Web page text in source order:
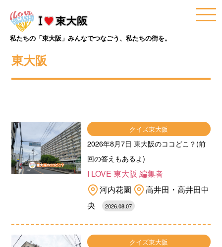
私たちの「東大阪」みんなでつなごう、私たちの街を。
東大阪
クイズ東大阪
2026年8月7日 東大阪のココどこ？(前
回の答えもあるよ)
I LOVE 東大阪 編集者
河内花園
高井田・高井田中
央
2026.08.07
クイズ東大阪